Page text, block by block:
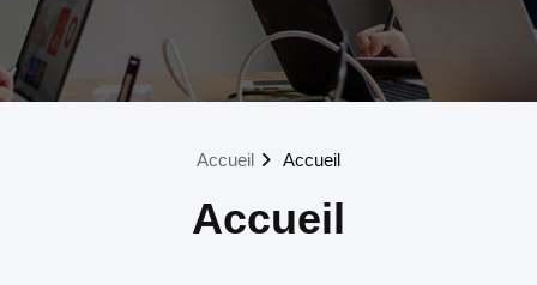
Accueil Accueil
Accueil